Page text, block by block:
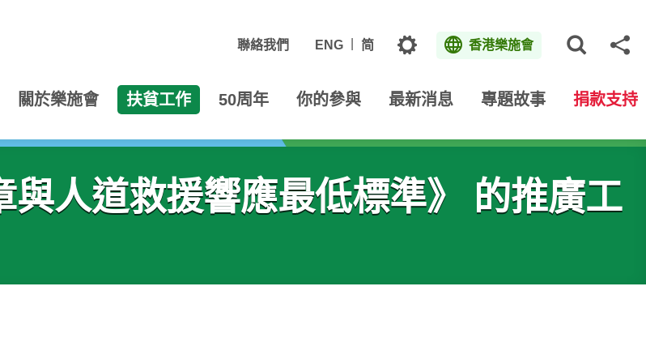
聯絡我們 ENG 简 主題 香港樂施會
關於樂施會 扶貧工作 50周年 你的參與 最新消息 專題故事 捐款支持
與人道救援響應最低標準》 的推廣工